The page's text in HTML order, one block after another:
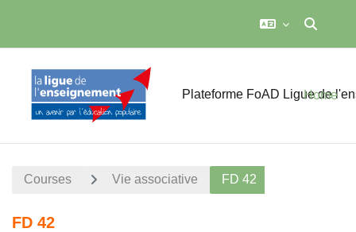
Toggle
Plateforme FoAD Ligue de
Home
Courses Vie associative FD 42
FD 42